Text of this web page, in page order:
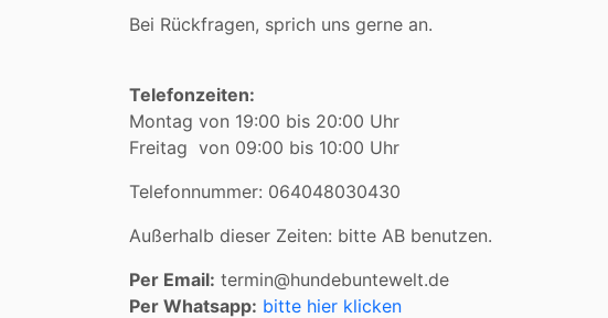
Bei Rückfragen, sprich uns gerne an.
Telefonzeiten:
Montag von 19:00 bis 20:00 Uhr
Freitag von 09:00 bis 10:00 Uhr
Telefonnummer: 064048030430
Außerhalb dieser Zeiten: bitte AB benutzen.
Per Email: termin@hundebuntewelt.de
Per Whatsapp: bitte hier klicken